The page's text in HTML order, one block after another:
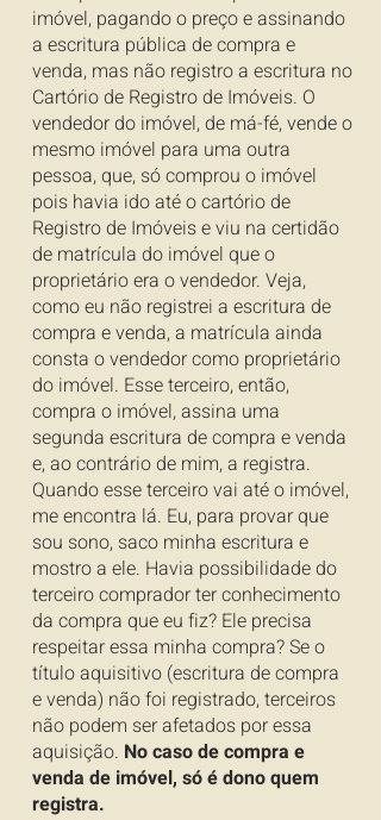
imóvel, pagando o preço e assinando
a escritura pública de compra e
venda, mas não registro a escritura no
Cartório de Registro de Imóveis. O
vendedor do imóvel, de má-fé, vende o
mesmo imóvel para uma outra
pessoa, que, só comprou o imóvel
pois havia ido até o cartório de
Registro de Imóveis e viu na certidão
de matrícula do imóvel que o
proprietário era o vendedor. Veja,
como eu não registrei a escritura de
compra e venda, a matrícula ainda
consta o vendedor como proprietário
do imóvel. Esse terceiro, então,
compra o imóvel, assina uma
segunda escritura de compra e venda
e, ao contrário de mim, a registra.
Quando esse terceiro vai até o imóvel,
me encontra lá. Eu, para provar que
sou sono, saco minha escritura e
mostro a ele. Havia possibilidade do
terceiro comprador ter conhecimento
da compra que eu fiz? Ele precisa
respeitar essa minha compra? Se o
título aquisitivo (escritura de compra
e venda) não foi registrado, terceiros
não podem ser afetados por essa
aquisição. No caso de compra e
venda de imóvel, só é dono quem
registra.